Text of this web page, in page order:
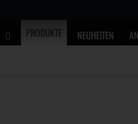
PRODUKTE NEUHEITEN